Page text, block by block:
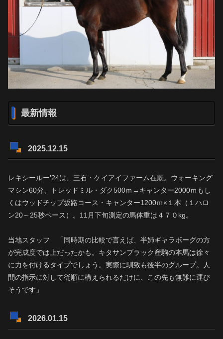
最新情報
2025.12.15
レキシールー’24は、三石・ケイアイファーム在厩。ウォーキング
マシン60分、トレッドミル・ダク500ｍ→キャンター2000ｍもし
くはウッドチップ坂路コース・キャンター1200ｍ×１本（１ハロ
ン20～25秒ペース）。11月下旬測定の馬体重は４７０kg。
当地スタッフ 「同時期の比較で言えば、半姉ギャラボーグの方
が完成度では上だったかも。キタサンブラック産駒の本馬は徐々
に力を付けるタイプでしょう。実際に馴致も後半のグループ。人
間の指示に対して従順に構えられるだけに、この先も無難に運び
そうです」
2026.01.15